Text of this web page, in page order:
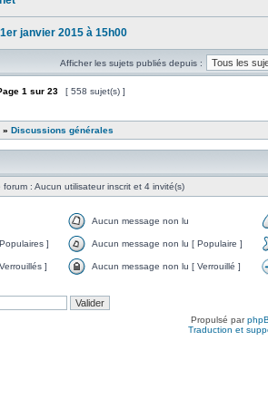
janvier 2015 à 15h00
Afficher les sujets publiés depuis :
1 sur 23 [ 558 sujet(s) ]
» Discussions générales
: Aucun utilisateur inscrit et 4 invité(s)
Aucun message non lu
] Aucun message non lu [ Populaire ]
] Aucun message non lu [ Verrouillé ]
Propulsé par
Traduction et